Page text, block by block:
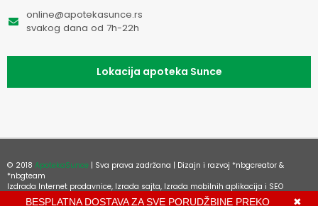
online@apotekasunce.rs
svakog dana od 7h-22h
Lokacija apoteka Sunce
© 2018 ApotekaSunce | Sva prava zadržana | Dizajn i razvoj *nbgcreator &
*nbgteam
Izdrada Internet prodavnice, Izrada sajta, Izrada mobilnih aplikacija i SEO
optimizacija sajta
✖
BESPLATNA DOSTAVA ZA SVE PORUDŽBINE PREKO